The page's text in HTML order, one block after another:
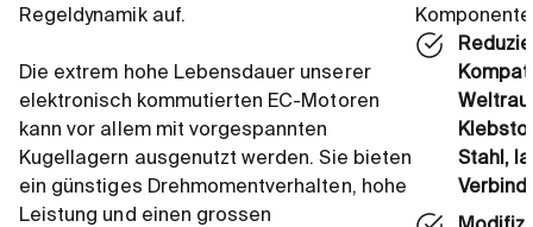
Regeldynamik auf.
Die extrem hohe Lebensdauer unserer
elektronisch kommutierten EC-Motoren
kann vor allem mit vorgespannten
Kugellagern ausgenutzt werden. Sie bieten
ein günstiges Drehmomentverhalten, hohe
Leistung und einen grossen
Stahl,